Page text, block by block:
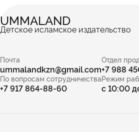
UMMALAND
Детское исламское издательство
Почта
ummalandkzn@gmail.com
Отдел
+7 988
По вопросам сотрудничества
+7 917 864-88-60
Режим
с 10:00